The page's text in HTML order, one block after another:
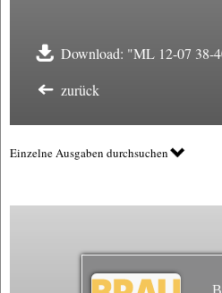
Download: "ML 12-07 38-
zurück
Einzelne Ausgaben durchsuchen